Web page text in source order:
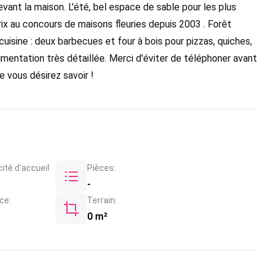
la maison. L'été, bel espace de sable pour les plus
au concours de maisons fleuries depuis 2003 . Forêt
: deux barbecues et four à bois pour pizzas, quiches,
très détaillée. Merci d'éviter de téléphoner avant
désirez savoir !
d'accueil Pièces:
-
Terrain:
0 m²